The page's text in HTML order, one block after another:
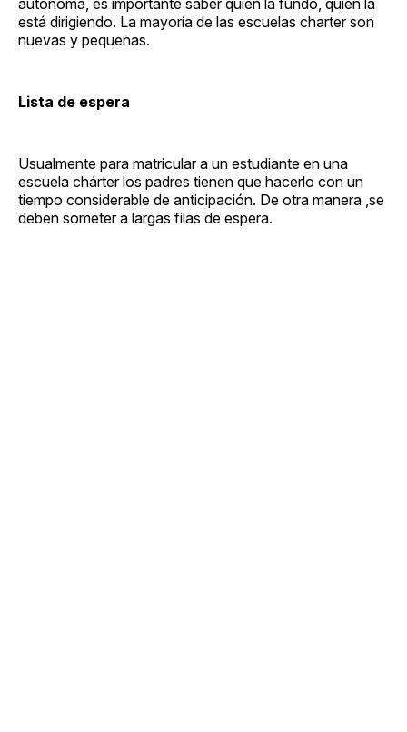
está dirigiendo. La mayoría de las escuelas charter son
nuevas y pequeñas.
Lista de espera
Usualmente para matricular a un estudiante en una
escuela chárter los padres tienen que hacerlo con un
tiempo considerable de anticipación. De otra manera ,se
deben someter a largas filas de espera.